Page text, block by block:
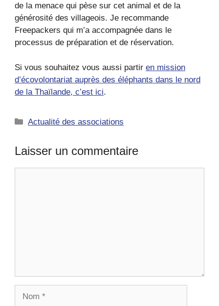
de la menace qui pèse sur cet animal et de la
générosité des villageois. Je recommande
Freepackers qui m’a accompagnée dans le
processus de préparation et de réservation.
Si vous souhaitez vous aussi partir en mission
d’écovolontariat auprès des éléphants dans le nord
de la Thaïlande, c’est ici.
Catégories
Actualité des associations
Laisser un commentaire